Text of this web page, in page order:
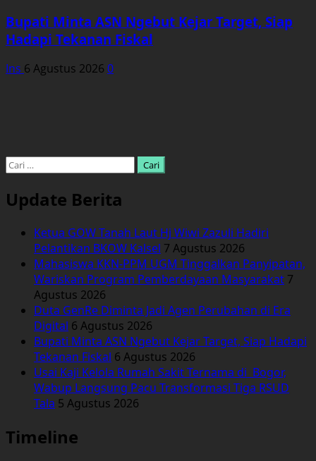
Bupati Minta ASN Ngebut Kejar Target, Siap
Hadapi Tekanan Fiskal
Ins 6 Agustus 2026 0
Cari
Update Berita
Ketua GOW Tanah Laut Hj Wiwi Zazuli Hadiri
Pelantikan BKOW Kalsel 7 Agustus 2026
Mahasiswa KKN-PPM UGM Tinggalkan Panyipatan,
Wariskan Program Pemberdayaan Masyarakat 7
Agustus 2026
Duta GenRe Diminta Jadi Agen Perubahan di Era
Digital 6 Agustus 2026
Bupati Minta ASN Ngebut Kejar Target, Siap Hadapi
Tekanan Fiskal 6 Agustus 2026
Usai Kaji Kelola Rumah Sakit Ternama di Bogor,
Wabup Langsung Pacu Transformasi Tiga RSUD
Tala 5 Agustus 2026
Timeline